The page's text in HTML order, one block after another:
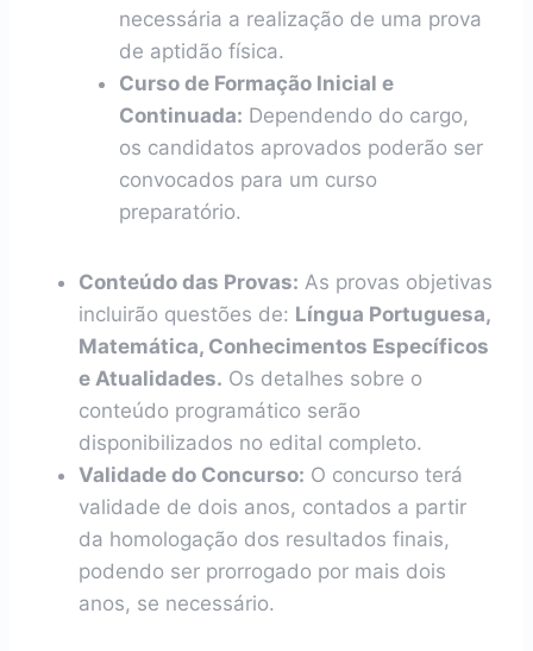
necessária a realização de uma prova
de aptidão física.
Curso de Formação Inicial e
Continuada: Dependendo do cargo,
os candidatos aprovados poderão ser
convocados para um curso
preparatório.
Conteúdo das Provas: As provas objetivas
incluirão questões de: Língua Portuguesa,
Matemática, Conhecimentos Específicos
e Atualidades. Os detalhes sobre o
conteúdo programático serão
disponibilizados no edital completo.
Validade do Concurso: O concurso terá
validade de dois anos, contados a partir
da homologação dos resultados finais,
podendo ser prorrogado por mais dois
anos, se necessário.